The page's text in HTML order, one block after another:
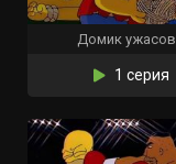
Домик
1 серия